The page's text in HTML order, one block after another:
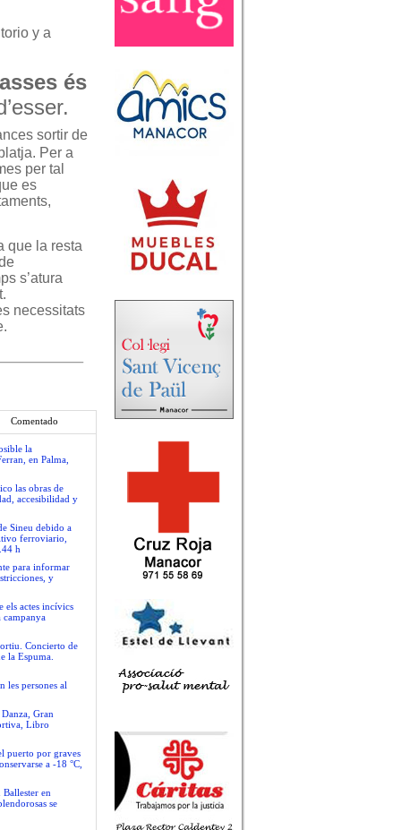
y a
és
sortir de
Per a
per tal
es
que la resta
s’atura
necessitats
Comentado
la
en Palma,
las obras de
accesibilidad y
Sineu debido a
ferroviario,
h
para informar
y
els actes incívics
campanya
Concierto de
la Espuma.
les persones al
Gran
Libro
puerto por graves
a -18 °C,
en
se